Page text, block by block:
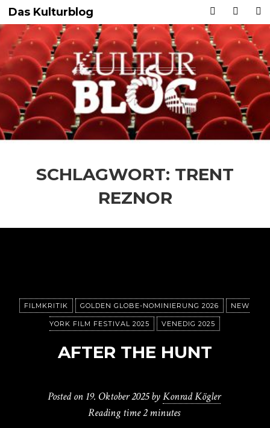
Das Kulturblog
SCHLAGWORT: TRENT
REZNOR
FILMKRITIK GOLDEN GLOBE-NOMINIERUNG 2026 NEW
YORK FILM FESTIVAL 2025 VENEDIG 2025
AFTER THE HUNT
Posted on 19. Oktober 2025 byKonrad Kögler
Reading time2 minutes